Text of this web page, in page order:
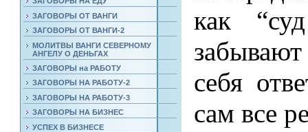
ЗАГОВОРЫ ОТ ВАНГИ
ЗАГОВОРЫ ОТ ВАНГИ-2
МОЛИТВЫ ВАНГИ СЕВЕРНОМУ
АНГЕЛУ О ДЕНЬГАХ
ЗАГОВОРЫ на РАБОТУ
ЗАГОВОРЫ НА РАБОТУ-2
ЗАГОВОРЫ НА РАБОТУ-3
ЗАГОВОРЫ НА БИЗНЕС
УСПЕХ В БИЗНЕСЕ
как
себя
сам все